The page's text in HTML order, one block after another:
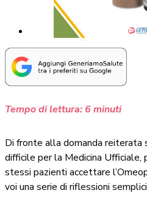
Tempo di lettura: 6minuti
Di fronte alla domanda reiterata
difficile per la Medicina Ufficiale,
stessi pazienti accettare
voi una serie di riflessioni